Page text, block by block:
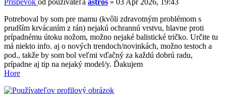
Potreboval by som pre mamu (kvôli zdravotným problémom s
prudším krvácaním z rán) nejakú ochrannú vrstvu, hlavne proti
prípadnému útoku nožom, možno nejaké balistické tričko. Určite tu
má niekto info. aj o nových trendoch/novinkách, možno testoch a
pod., takže by som bol veľmi vďačný za každú dobrú radu,
prípadne aj tip na nejaký model/y. Ďakujem
Hore